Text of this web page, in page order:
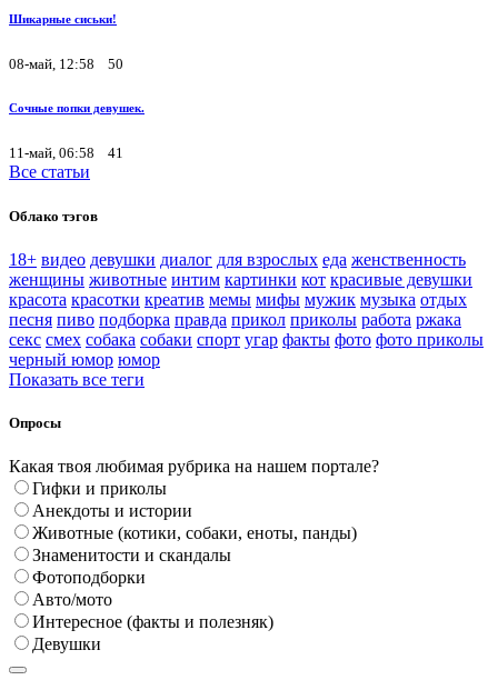
Шикарные сиськи!
08-май, 12:58 50
Сочные попки девушек.
11-май, 06:58 41
Все статьи
Облако тэгов
18+ видео девушки диалог для взрослых еда женственность
женщины животные интим картинки кот красивые девушки
красота красотки креатив мемы мифы мужик музыка отдых
песня пиво подборка правда прикол приколы работа ржака
секс смех собака собаки спорт угар факты фото фото приколы
черный юмор юмор
Показать все теги
Опросы
Какая твоя любимая рубрика на нашем портале?
Гифки и приколы
Анекдоты и истории
Животные (котики, собаки, еноты, панды)
Знаменитости и скандалы
Фотоподборки
Авто/мото
Интересное (факты и полезняк)
Девушки